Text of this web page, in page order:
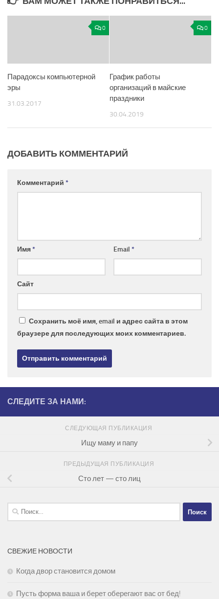
0
Парадоксы компьютерной
эры
31.03.2017
0
График работы
организаций в майские
праздники
30.04.2019
ДОБАВИТЬ КОММЕНТАРИЙ
Комментарий *
Имя* Email *
Сайт
Сохранить моё имя, email и адрес сайта в этом
браузере для последующих моих комментариев.
СЛЕДИТЕ ЗА НАМИ:
СЛЕДУЮЩАЯ ПУБЛИКАЦИЯ
Ищу маму и папу
ПРЕДЫДУЩАЯ ПУБЛИКАЦИЯ
Сто лет — сто лиц
Найти:
СВЕЖИЕ НОВОСТИ
Когда двор становится домом
Пусть форма ваша и берет оберегают вас от бед!